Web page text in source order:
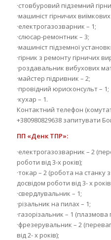
·стовбуровий підземний
·машиніст гірничих
·електрогазозварник – 1;
·слюсар-ремонтник – 3;
·машиніст підземної
·гірник з ремонту гірничих
·роздавальник вибухових
·майстер підривник – 2;
·провідний юрисконсульт – 1;
·кухар – 1.
Контактний телефон
+380980829638 запитувати
ПП «Денк ТПР»:
·електрогазозварник – 2
роботи від 3-х років);
·токар – 2 (робота на станку
досвідом роботи від 3- х
·свердлувальник – 1;
·різальник на пилах – 1;
·газорізальник – 1
·фрезерувальник – 2
від 2- х років);